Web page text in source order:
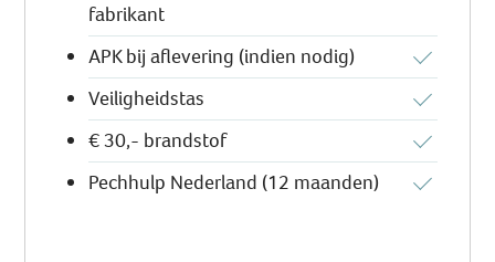
fabrikant
APK bij aflevering (indien nodig)
Veiligheidstas
€ 30,- brandstof
Pechhulp Nederland (12 maanden)